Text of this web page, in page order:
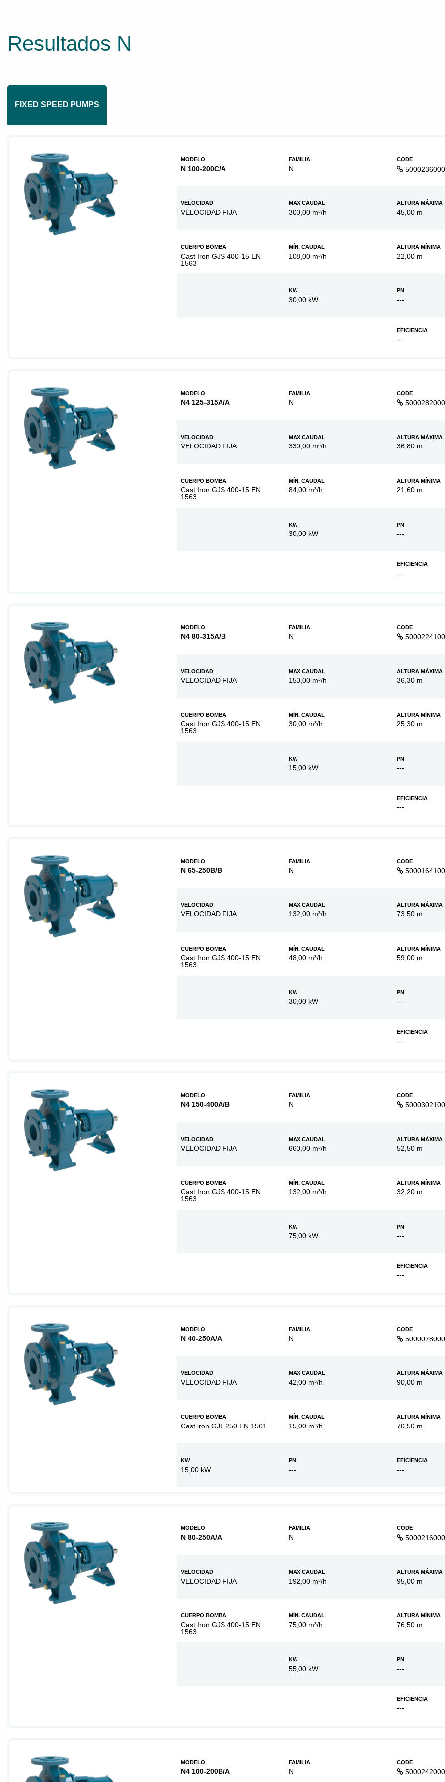
Resultados N
FIXED SPEED PUMPS
MODELO
N 100-200C/A
FAMILIA
N
CODE
VELOCIDAD
VELOCIDAD FIJA
MAX CAUDAL
300,00 m³/h
ALTURA MÁXIMA
45,00 m
CUERPO BOMBA
Cast Iron GJS 400-15 EN
1563
MÍN. CAUDAL
108,00 m³/h
ALTURA MÍNIMA
22,00 m
KW
30,00 kW
PN
---
EFICIENCIA
---
MODELO
N4 125-315A/A
FAMILIA
N
CODE
VELOCIDAD
VELOCIDAD FIJA
MAX CAUDAL
330,00 m³/h
ALTURA MÁXIMA
36,80 m
CUERPO BOMBA
Cast Iron GJS 400-15 EN
1563
MÍN. CAUDAL
84,00 m³/h
ALTURA MÍNIMA
21,60 m
KW
30,00 kW
PN
---
EFICIENCIA
---
MODELO
N4 80-315A/B
FAMILIA
N
CODE
VELOCIDAD
VELOCIDAD FIJA
MAX CAUDAL
150,00 m³/h
ALTURA MÁXIMA
36,30 m
CUERPO BOMBA
Cast Iron GJS 400-15 EN
1563
MÍN. CAUDAL
30,00 m³/h
ALTURA MÍNIMA
25,30 m
KW
15,00 kW
PN
---
EFICIENCIA
---
MODELO
N 65-250B/B
FAMILIA
N
CODE
VELOCIDAD
VELOCIDAD FIJA
MAX CAUDAL
132,00 m³/h
ALTURA MÁXIMA
73,50 m
CUERPO BOMBA
Cast Iron GJS 400-15 EN
1563
MÍN. CAUDAL
48,00 m³/h
ALTURA MÍNIMA
59,00 m
KW
30,00 kW
PN
---
EFICIENCIA
---
MODELO
N4 150-400A/B
FAMILIA
N
CODE
VELOCIDAD
VELOCIDAD FIJA
MAX CAUDAL
660,00 m³/h
ALTURA MÁXIMA
52,50 m
CUERPO BOMBA
Cast Iron GJS 400-15 EN
1563
MÍN. CAUDAL
132,00 m³/h
ALTURA MÍNIMA
32,20 m
KW
75,00 kW
PN
---
EFICIENCIA
---
MODELO
N 40-250A/A
FAMILIA
N
CODE
VELOCIDAD
VELOCIDAD FIJA
MAX CAUDAL
42,00 m³/h
ALTURA MÁXIMA
90,00 m
CUERPO BOMBA
Cast iron GJL 250 EN 1561
MÍN. CAUDAL
15,00 m³/h
ALTURA MÍNIMA
70,50 m
KW
15,00 kW
PN
---
EFICIENCIA
---
MODELO
N 80-250A/A
FAMILIA
N
CODE
VELOCIDAD
VELOCIDAD FIJA
MAX CAUDAL
192,00 m³/h
ALTURA MÁXIMA
95,00 m
CUERPO BOMBA
Cast Iron GJS 400-15 EN
1563
MÍN. CAUDAL
75,00 m³/h
ALTURA MÍNIMA
76,50 m
KW
55,00 kW
PN
---
EFICIENCIA
---
MODELO
N4 100-200B/A
FAMILIA
N
CODE